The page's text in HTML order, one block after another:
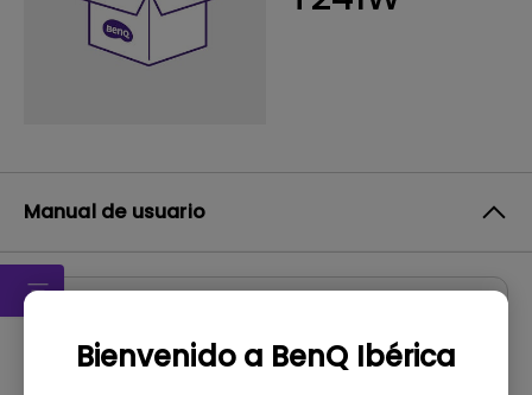
Bienvenido a BenQ Ibérica
Manual de usuario
Manual del usuario